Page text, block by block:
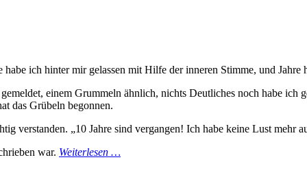
ich hinter mir gelassen mit Hilfe der inneren Stimme, und
einem Grummeln ähnlich, nichts Deutliches noch habe ich
das Grübeln begonnen.
verstanden. „10 Jahre sind vergangen! Ich habe keine Lust mehr
war. Weiterlesen …